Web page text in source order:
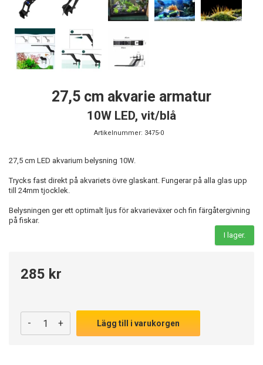
27,5 cm akvarie armatur
10W LED, vit/blå
Artikelnummer: 3475-0
27,5 cm LED akvarium belysning 10W.
Trycks fast direkt på akvariets övre glaskant. Fungerar på alla glas upp
till 24mm tjocklek.
Belysningen ger ett optimalt ljus för akvarieväxer och fin färgåtergivning
på fiskar.
I lager.
285 kr
- + Lägg till i varukorgen